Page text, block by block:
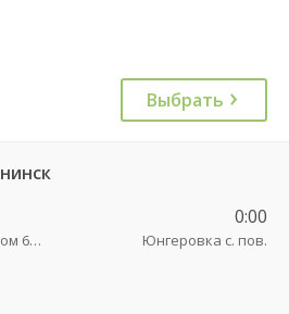
Выбрать
Саратов (ул. Аткарская, дом 66 А)
0:00
Юнгеровка с. пов.